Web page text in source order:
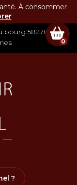
bourg 58270
0
?
À consommer